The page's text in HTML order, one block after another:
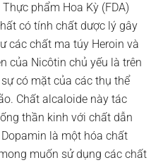
phẩm Hoa Kỳ (FDA)
có tính chất dược lý gây
các chất ma túy Heroin và
của Nicôtin chủ yếu là trên
có mặt của các thụ thể
Chất alcaloide này tác
thần kinh với chất dẫn
là một hóa chất
muốn sử dụng các chất